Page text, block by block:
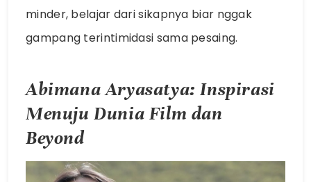
minder, belajar dari sikapnya biar nggak
gampang terintimidasi sama pesaing.
Abimana Aryasatya: Inspirasi
Menuju Dunia Film dan
Beyond